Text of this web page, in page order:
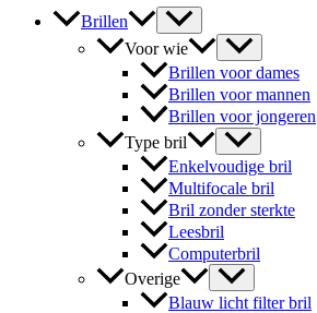
Brillen
Voor wie
Brillen voor dames
Brillen voor mannen
Brillen voor jongeren
Type bril
Enkelvoudige bril
Multifocale bril
Bril zonder sterkte
Leesbril
Computerbril
Overige
Blauw licht filter bril